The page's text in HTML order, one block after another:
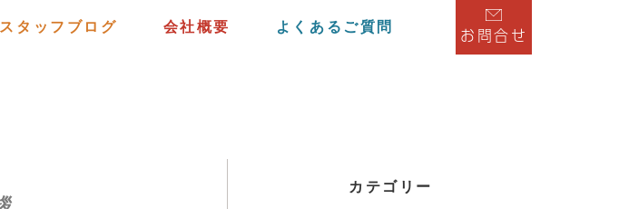
スタッフブログ 会社概要 よくあるご質問 お問合せ
カテゴリー